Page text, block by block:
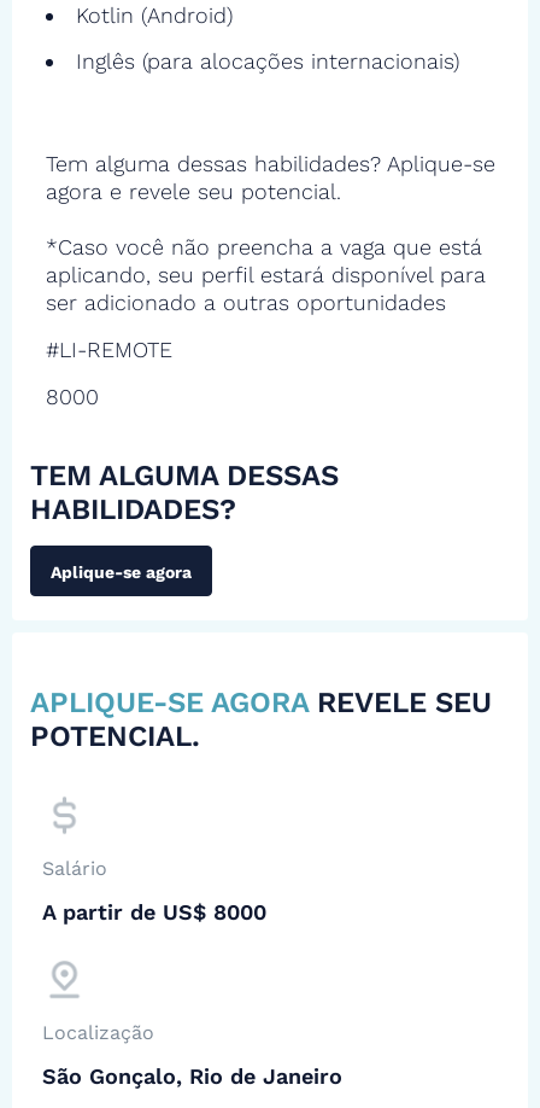
Kotlin (Android)
Inglês (para alocações internacionais)
Tem alguma dessas habilidades? Aplique-se
agora e revele seu potencial.
*Caso você não preencha a vaga que está
aplicando, seu perfil estará disponível para
ser adicionado a outras oportunidades
#LI-REMOTE
8000
TEM ALGUMA DESSAS
HABILIDADES?
Aplique-se agora
APLIQUE-SE AGORA REVELE SEU
POTENCIAL.
Salário
A partir de US$ 8000
Localização
São Gonçalo, Rio de Janeiro